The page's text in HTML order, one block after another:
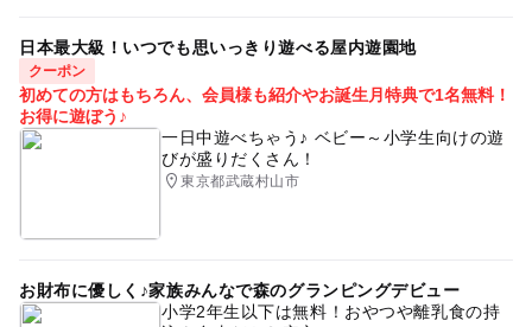
日本最大級！いつでも思いっきり遊べる屋内遊園地
クーポン
初めての方はもちろん、会員様も紹介やお誕生月特典で1名無料！
お得に遊ぼう♪
一日中遊べちゃう♪ ベビー～小学生向けの遊
びが盛りだくさん！
東京都武蔵村山市
お財布に優しく♪家族みんなで森のグランピングデビュー
小学2年生以下は無料！おやつや離乳食の持